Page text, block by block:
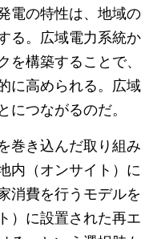
電の特性は、地域の
る。広域電力系統か
を構築することで、
に高められる。広域
につながるのだ。
巻き込んだ取り組み
内（オンサイト）に
消費を行うモデルを
）に設置された再エ